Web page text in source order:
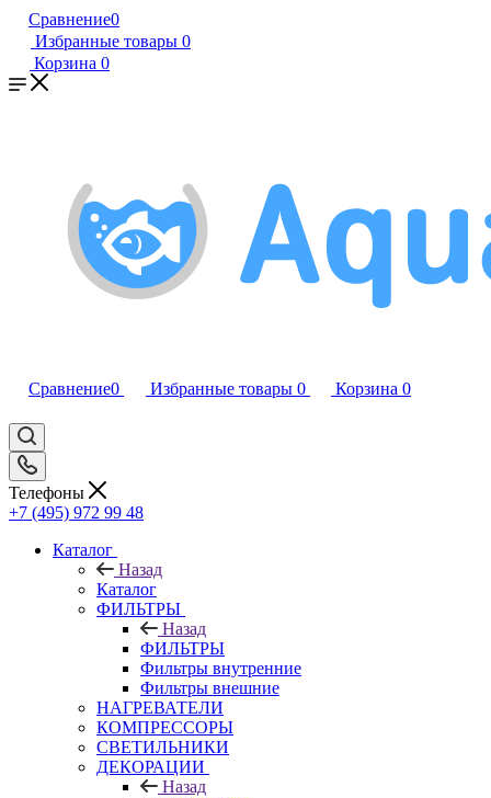
Сравнение0
Избранные товары 0
Корзина 0
Сравнение0 Избранные товары 0 Корзина 0
Телефоны
+7 (495) 972 99 48
Каталог
Назад
Каталог
ФИЛЬТРЫ
Назад
ФИЛЬТРЫ
Фильтры внутренние
Фильтры внешние
НАГРЕВАТЕЛИ
КОМПРЕССОРЫ
СВЕТИЛЬНИКИ
ДЕКОРАЦИИ
Назад